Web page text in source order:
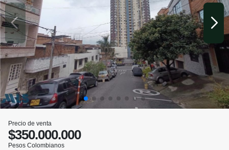
Precio de venta
$350.000.000
Pesos Colombianos